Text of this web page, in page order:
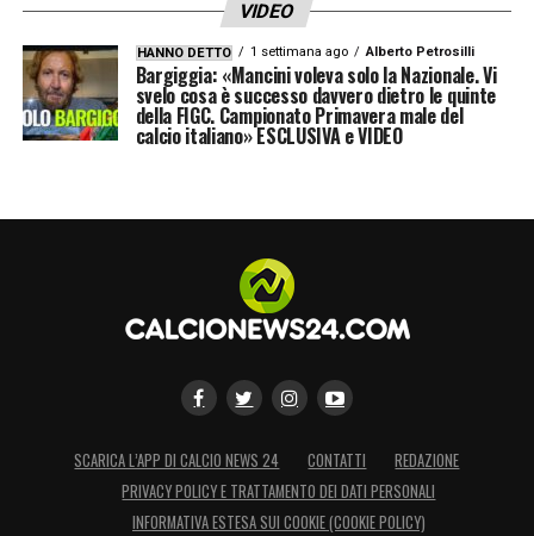
VIDEO
HANNO DETTO 1 settimana ago Alberto Petrosilli
Bargiggia: «Mancini voleva solo la Nazionale. Vi
svelo cosa è successo davvero dietro le quinte
della FIGC. Campionato Primavera male del
calcio italiano» ESCLUSIVA e VIDEO
SCARICA L’APP DI CALCIO NEWS 24 CONTATTI
REDAZIONE
PRIVACY POLICY E TRATTAMENTO DEI DATI PERSONALI
INFORMATIVA ESTESA SUI COOKIE (COOKIE POLICY)